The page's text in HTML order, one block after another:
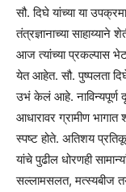
सौ. दिघे यांच्या या
तंत्रज्ञानाच्या साहाय्याने
आज त्यांच्या प्रकल्पास
येत आहेत. सौ. पुष्पलता
उभं केलं आहे. नाविन्यपूर्ण
आधारावर ग्रामीण भागात
स्पष्ट होते. अतिशय
यांचे पुढील धोरणही
सल्लामसलत, मत्स्यबीज